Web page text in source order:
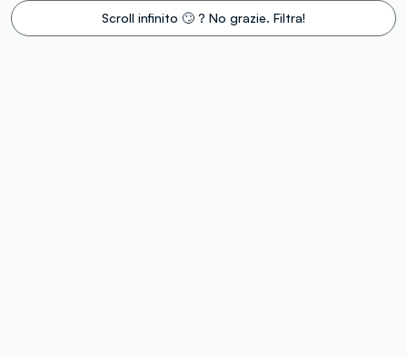
Scroll infinito 🙄 ? No grazie. Filtra!